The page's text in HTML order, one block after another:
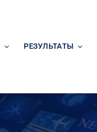
РЕЗУЛЬТАТЫ